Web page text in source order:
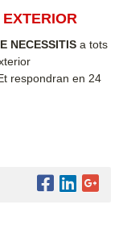
NECESSITISa tots
respondran en 24